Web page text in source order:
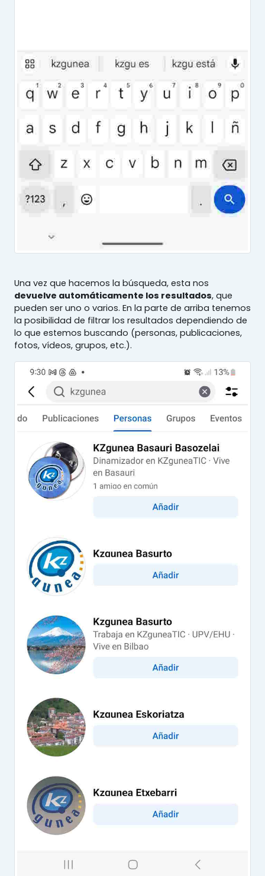
Una vez que hacemos la búsqueda, esta nos
devuelve automáticamente los resultados, que
pueden ser uno o varios. En la parte de arriba tenemos
la posibilidad de filtrar los resultados dependiendo de
lo que estemos buscando (personas, publicaciones,
fotos, vídeos, grupos, etc.).